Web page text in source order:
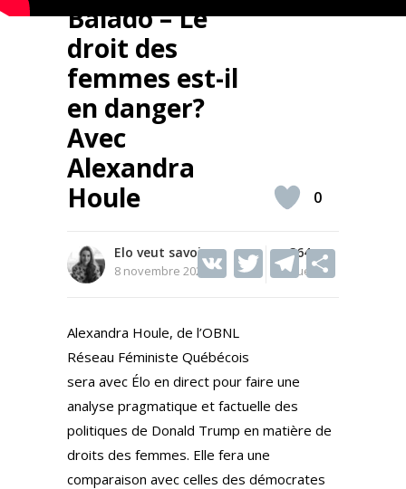
Balado – Le
droit des
femmes est-il
en danger?
Avec
Alexandra
Houle
Elo veut savoir
8 novembre 2024
364
Vues
V T T
0
Alexandra Houle, de l’OBNL
Réseau Féministe Québécois
sera avec Élo en direct pour faire une
analyse pragmatique et factuelle des
politiques de Donald Trump en matière de
droits des femmes. Elle fera une
comparaison avec celles des démocrates